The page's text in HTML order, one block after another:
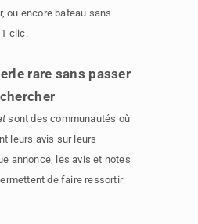
ou encore bateau sans
clic.
rare sans passer
sont des communautés où
leurs avis sur leurs
annonce, les avis et notes
de faire ressortir